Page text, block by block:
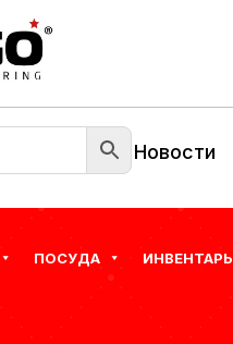
Новости
ПОСУДА ИНВЕНТАРЬ